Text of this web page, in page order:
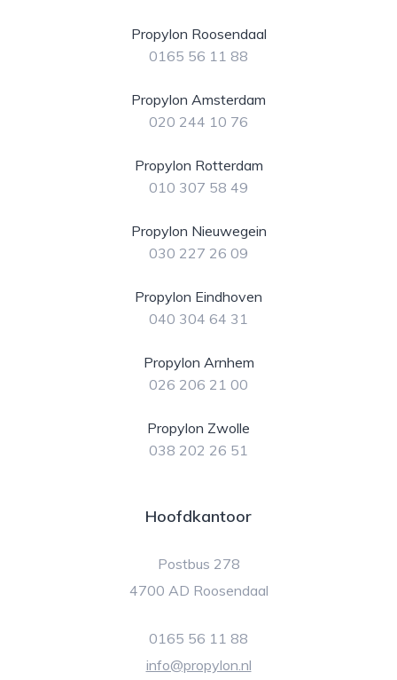
Propylon Roosendaal
0165 56 11 88
Propylon Amsterdam
020 244 10 76
Propylon Rotterdam
010 307 58 49
Propylon Nieuwegein
030 227 26 09
Propylon Eindhoven
040 304 64 31
Propylon Arnhem
026 206 21 00
Propylon Zwolle
038 202 26 51
Hoofdkantoor
Postbus 278
4700 AD Roosendaal
0165 56 11 88
info@propylon.nl